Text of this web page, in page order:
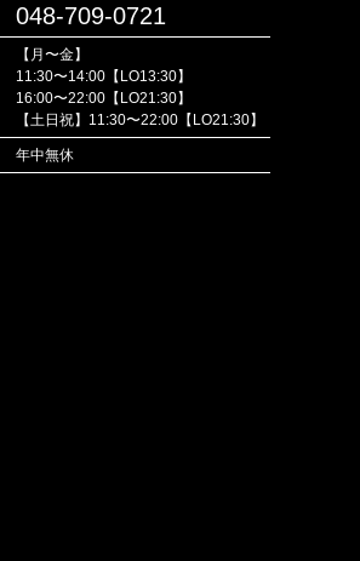
048-709-0721
【月〜金】
11:30〜14:00【LO13:30】
16:00〜22:00【LO21:30】
【土日祝】11:30〜22:00【LO21:30】
年中無休